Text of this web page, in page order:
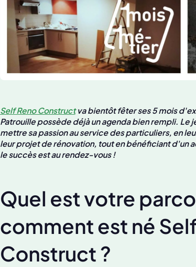
Self Reno Constructva bientôt fêter ses 5 mois
Patrouille possède déjà un agenda bien rempli. Le
mettre sa passion au service des particuliers, en
leur projet de rénovation, tout en bénéficiant d'un
le succès est au rendez-vous !
Quel est votre
comment est né
Construct ?